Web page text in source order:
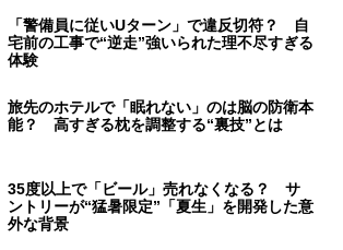
「警備員に従いUターン」で違反切符？ 自
宅前の工事で“逆走”強いられた理不尽すぎる
体験
旅先のホテルで「眠れない」のは脳の防衛本
能？ 高すぎる枕を調整する“裏技”とは
35度以上で「ビール」売れなくなる？ サ
ントリーが“猛暑限定”「夏生」を開発した意
外な背景